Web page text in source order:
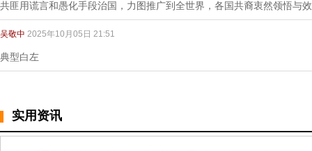
共匪用谎言和愚化手段治国，力图推广到全世界，各国共裔衷然领悟与
吴敬中 2025年10月05日 21:51
典型白左
实用资讯